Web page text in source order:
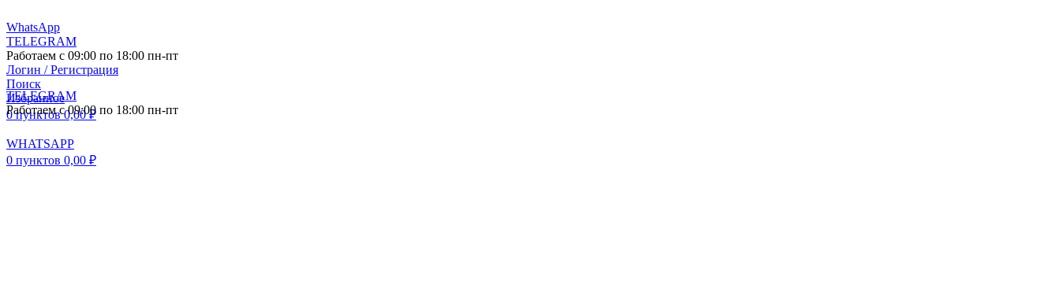
WhatsApp
TELEGRAM
Работаем с 09:00 по 18:00 пн-пт
Логин / Регистрация
Поиск
Избранное
0пунктов 0,00₽
WHATSAPP
0 пунктов 0,00 ₽
TELEGRAM
Работаем с 09:00 по 18:00 пн-пт